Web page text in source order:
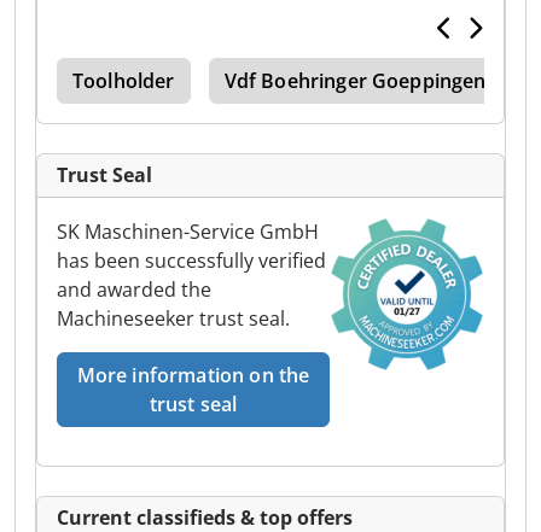
Toolholder Vdf Boehringer Goeppingen
Trust Seal
SK Maschinen-Service GmbH
has been successfully verified
and awarded the
Machineseeker trust seal.
More information on the
trust seal
Current classifieds & top offers